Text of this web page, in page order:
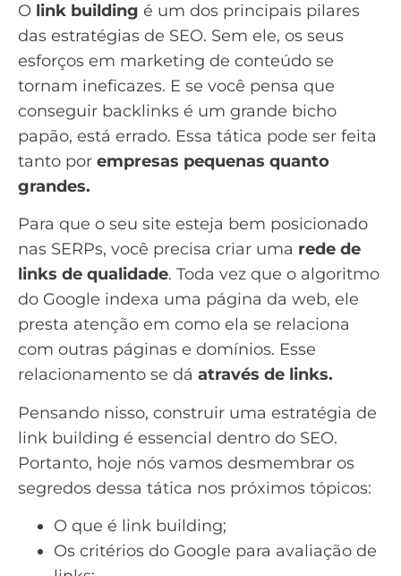
O link building é um dos principais pilares
das estratégias de SEO. Sem ele, os seus
esforços em marketing de conteúdo se
tornam ineficazes. E se você pensa que
conseguir backlinks é um grande bicho
papão, está errado. Essa tática pode ser feita
tanto por empresas pequenas quanto
grandes.
Para que o seu site esteja bem posicionado
nas SERPs, você precisa criar uma rede de
links de qualidade. Toda vez que o algoritmo
do Google indexa uma página da web, ele
presta atenção em como ela se relaciona
com outras páginas e domínios. Esse
relacionamento se dá através de links.
Pensando nisso, construir uma estratégia de
link building é essencial dentro do SEO.
Portanto, hoje nós vamos desmembrar os
segredos dessa tática nos próximos tópicos:
O que é link building;
Os critérios do Google para avaliação de